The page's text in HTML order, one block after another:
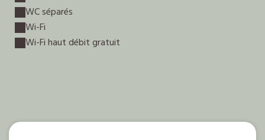
WC séparés
Wi-Fi
Wi-Fi haut débit gratuit